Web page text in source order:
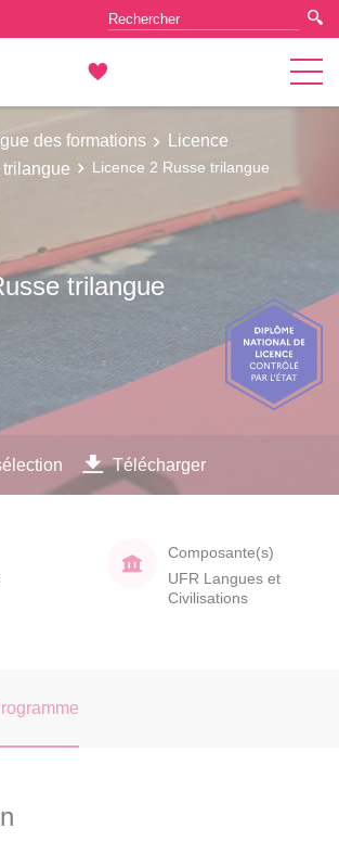
des formations
Licence
Licence 2 Russe trilangue
trilangue
Télécharger
Composante(s)
UFR Langues et
Civilisations